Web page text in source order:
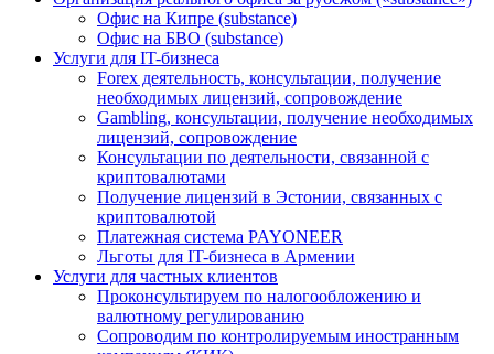
Офис на Кипре (substance)
Офис на БВО (substance)
Услуги для IT-бизнеса
Forex деятельность, консультации, получение
необходимых лицензий, сопровождение
Gambling, консультации, получение необходимых
лицензий, сопровождение
Консультации по деятельности, связанной с
криптовалютами
Получение лицензий в Эстонии, связанных с
криптовалютой
Платежная система PAYONEER
Льготы для IT-бизнеса в Армении
Услуги для частных клиентов
Проконсультируем по налогообложению и
валютному регулированию
Сопроводим по контролируемым иностранным